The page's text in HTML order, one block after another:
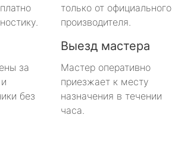
только от официального
производителя.
за
без
Выезд мастера
Мастер оперативно
приезжает к месту
назначения в течении
часа.